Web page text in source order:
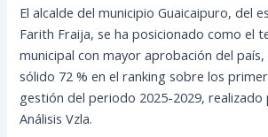
El alcalde del municipio Guaicaipuro, del
Farith Fraija, se ha posicionado como el
municipal con mayor aprobación del país,
sólido 72 % en el ranking sobre los
gestión del periodo 2025-2029,
Análisis Vzla.